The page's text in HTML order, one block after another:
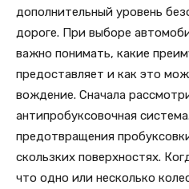
дополнительный уровень
дороге. При выборе
важно понимать, какие
предоставляет и как это
вождение. Сначала
антипробуксовочная
предотвращения
скользких поверхностях.
что одно или несколько